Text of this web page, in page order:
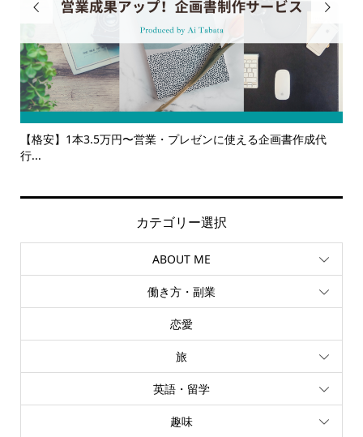

える企画書作成代
【サービス一覧】広報・企画・デザインの単発

カテゴリー選択
ABOUT ME
働き方・副業
恋愛
旅
英語・留学
趣味